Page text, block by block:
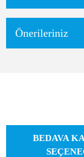
Önerileriniz
BEDAVA